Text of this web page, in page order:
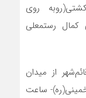
روی
کمال رستمعلی
از میدان
ساعت